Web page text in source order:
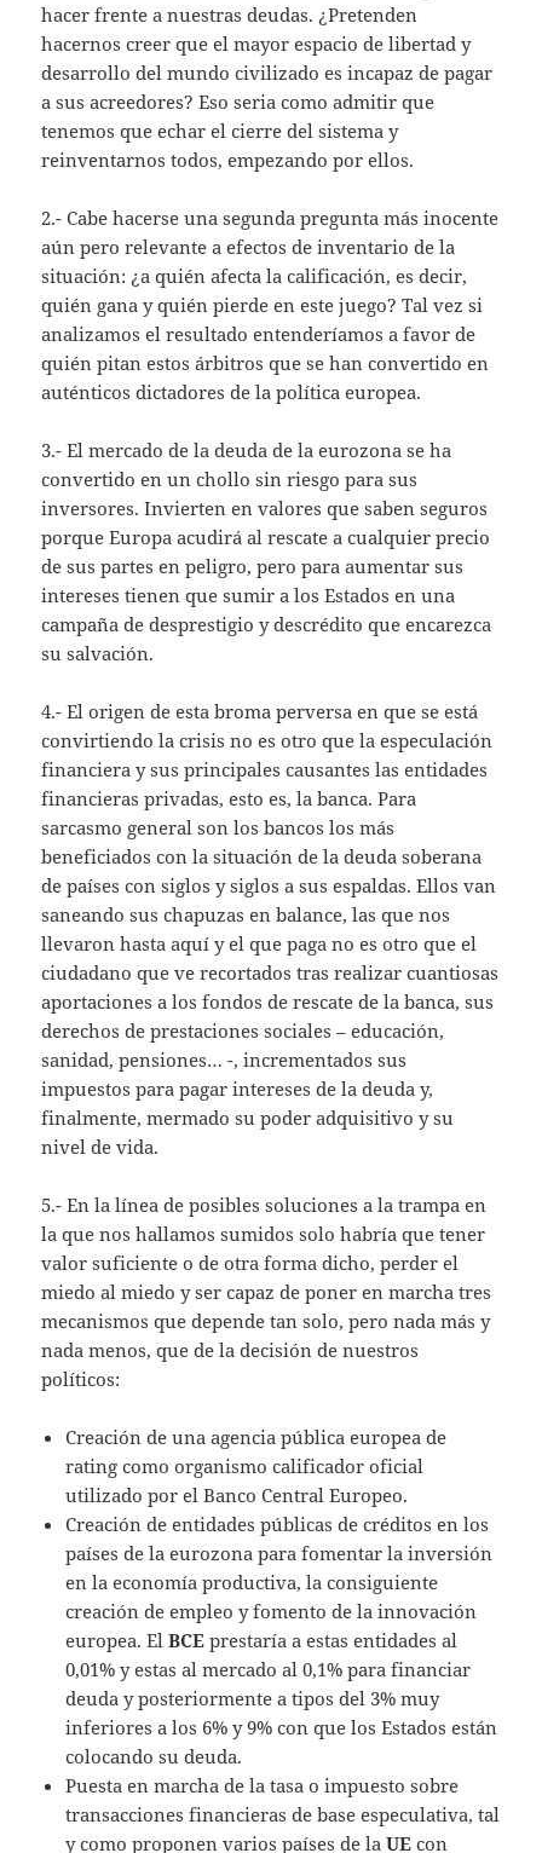
hacer frente a nuestras deudas. ¿Pretenden
hacernos creer que el mayor espacio de libertad y
desarrollo del mundo civilizado es incapaz de pagar
a sus acreedores? Eso seria como admitir que
tenemos que echar el cierre del sistema y
reinventarnos todos, empezando por ellos.
2.- Cabe hacerse una segunda pregunta más inocente
aún pero relevante a efectos de inventario de la
situación: ¿a quién afecta la calificación, es decir,
quién gana y quién pierde en este juego? Tal vez si
analizamos el resultado entenderíamos a favor de
quién pitan estos árbitros que se han convertido en
auténticos dictadores de la política europea.
3.- El mercado de la deuda de la eurozona se ha
convertido en un chollo sin riesgo para sus
inversores. Invierten en valores que saben seguros
porque Europa acudirá al rescate a cualquier precio
de sus partes en peligro, pero para aumentar sus
intereses tienen que sumir a los Estados en una
campaña de desprestigio y descrédito que encarezca
su salvación.
4.- El origen de esta broma perversa en que se está
convirtiendo la crisis no es otro que la especulación
financiera y sus principales causantes las entidades
financieras privadas, esto es, la banca. Para
sarcasmo general son los bancos los más
beneficiados con la situación de la deuda soberana
de países con siglos y siglos a sus espaldas. Ellos van
saneando sus chapuzas en balance, las que nos
llevaron hasta aquí y el que paga no es otro que el
ciudadano que ve recortados tras realizar cuantiosas
aportaciones a los fondos de rescate de la banca, sus
derechos de prestaciones sociales – educación,
sanidad, pensiones… -, incrementados sus
impuestos para pagar intereses de la deuda y,
finalmente, mermado su poder adquisitivo y su
nivel de vida.
5.- En la línea de posibles soluciones a la trampa en
la que nos hallamos sumidos solo habría que tener
valor suficiente o de otra forma dicho, perder el
miedo al miedo y ser capaz de poner en marcha tres
mecanismos que depende tan solo, pero nada más y
nada menos, que de la decisión de nuestros
políticos:
Creación de una agencia pública europea de
rating como organismo calificador oficial
utilizado por el Banco Central Europeo.
Creación de entidades públicas de créditos en los
países de la eurozona para fomentar la inversión
en la economía productiva, la consiguiente
creación de empleo y fomento de la innovación
europea. El BCE prestaría a estas entidades al
0,01% y estas al mercado al 0,1% para financiar
deuda y posteriormente a tipos del 3% muy
inferiores a los 6% y 9% con que los Estados están
colocando su deuda.
Puesta en marcha de la tasa o impuesto sobre
transacciones financieras de base especulativa, tal
y como proponen varios países de la UE con